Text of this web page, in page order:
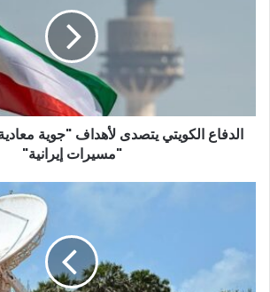
الدفاع الكويتي يتصدى لأهداف "جوية
"مسيرات إيرانية"